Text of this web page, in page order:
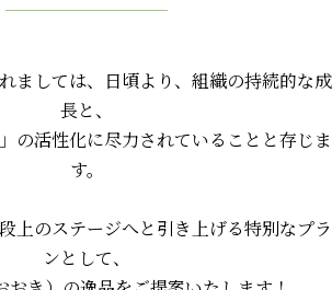
ましては、日頃より、組織の持続的な成
長と、
の活性化に尽力されていることと存じま
す。
上のステージへと引き上げる特別なプラ
ンとして、